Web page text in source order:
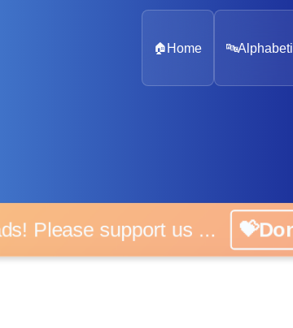
🏠 Home 🔤
Please support us ...